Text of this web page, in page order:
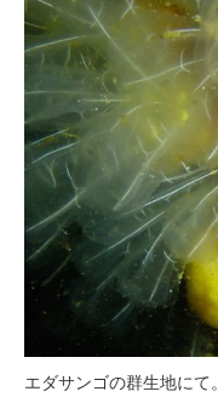
エダサンゴの群生地にて。